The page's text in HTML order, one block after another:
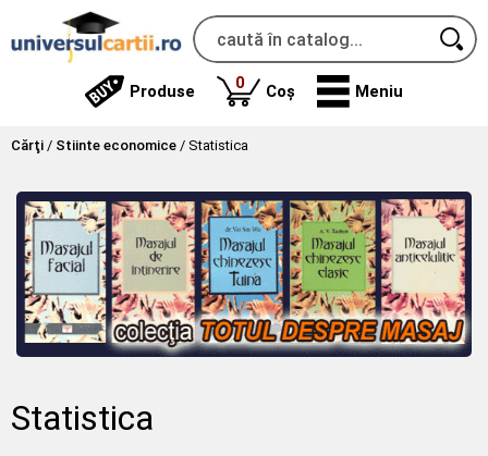
Produse 0produse
Coș Meniu
Cărţi / Stiinte economice / Statistica
Statistica